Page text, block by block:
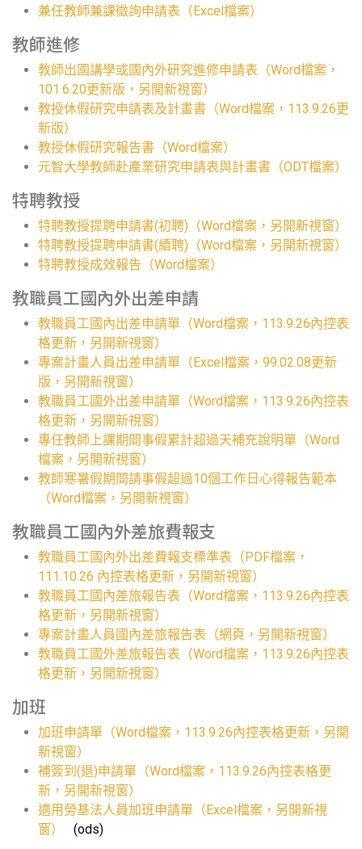
兼任教師兼課徵詢申請表（Excel檔案）
教師進修
教師出國講學或國內外研究進修申請表（Word檔案，
101.6.20更新版，另開新視窗）
教授休假研究申請表及計畫書（Word檔案，113.9.26更
新版）
教授休假研究報告書（Word檔案）
元智大學教師赴產業研究申請表與計畫書（ODT檔案）
特聘教授
特聘教授提聘申請書(初聘)（Word檔案，另開新視窗）
特聘教授提聘申請書(續聘)（Word檔案，另開新視窗）
特聘教授成效報告（Word檔案）
教職員工國內外出差申請
教職員工國內出差申請單（Word檔案，113.9.26內控表
格更新，另開新視窗）
專案計畫人員出差申請單（Excel檔案，99.02.08更新
版，另開新視窗）
教職員工國外出差申請單（Word檔案，113.9.26內控表
格更新，另開新視窗）
專任教師上課期間事假累計超過天補充說明單（Word
檔案，另開新視窗）
教師寒暑假期間請事假超過10個工作日心得報告範本
（Word檔案，另開新視窗）
教職員工國內外差旅費報支
教職員工國內外出差費報支標準表（PDF檔案，
111.10.26 內控表格更新，另開新視窗）
教職員工國內差旅報告表（Word檔案，113.9.26內控表
格更新，另開新視窗）
專案計畫人員國內差旅報告表（網頁，另開新視窗）
教職員工國外差旅報告表（Word檔案，113.9.26內控表
格更新，另開新視窗）
加班
加班申請單（Word檔案，113.9.26內控表格更新，另開
新視窗）
補簽到(退)申請單（Word檔案，113.9.26內控表格更
新，另開新視窗）
適用勞基法人員加班申請單（Excel檔案，另開新視
窗）
(ods)